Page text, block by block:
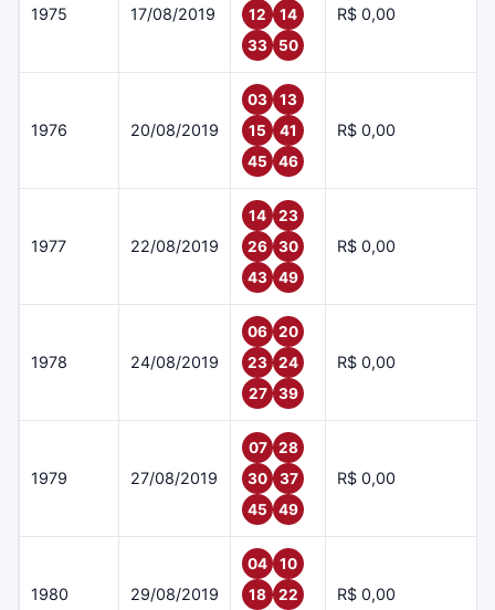
1975 17/08/2019 12
14
33
50
R$ 0,00
1976 20/08/2019
03
13
15
41
45
46
R$ 0,00
1977 22/08/2019
14
23
26
30
43
49
R$ 0,00
1978 24/08/2019
06
20
23
24
27
39
R$ 0,00
1979 27/08/2019
07
28
30
37
45
49
R$ 0,00
1980 29/08/2019
04
10
18
22
R$ 0,00